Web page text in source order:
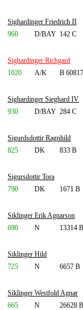
Sighardinger Friedrich II
960
D/BAY 142 C
Sighardinger Richgard
1020
A/K B
Sighardinger Sieghard IV
930
D/BAY 284 C
Sigurdsdottir Ragnhild
825
DK 833 B
Sigursdottir Tora
790
DK 1671 B
Siklinger Erik Agnarson
690
N 13314 B
Siklinger Hild
725
N 6657 B
Siklinger Westfold Agnar
665
N 26628 B